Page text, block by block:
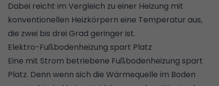
Dabei reicht im Vergleich zu einer Heizung mit
konventionellen Heizkörpern eine Temperatur aus,
die zwei bis drei Grad geringer ist.
Elektro-Fußbodenheizung spart Platz
Eine mit Strom betriebene Fußbodenheizung spart
Platz. Denn wenn sich die Wärmequelle im Boden